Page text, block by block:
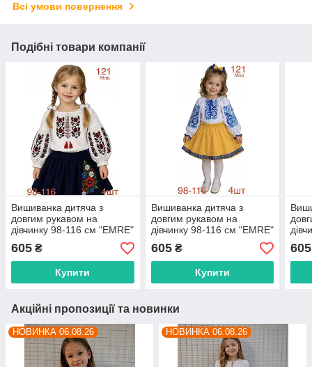
Всі умови повернення
Подібні товари компанії
Вишиванка дитяча з
довгим рукавом на
дівчинку 98-116 см "EMRE"
недорого від прямого
постачальника
605 ₴
Купити
Вишиванка дитяча з
довгим рукавом на
дівчинку 98-116 см "EMRE"
недорого від прямого
постачальника
605₴
Купити
605
Акційні пропозиції та новинки
НОВИНКА 06.08.26 НОВИНКА 06.08.26